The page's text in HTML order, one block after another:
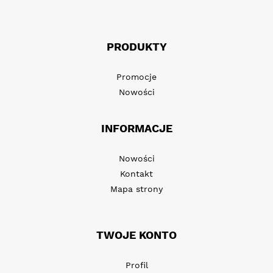
PRODUKTY
Promocje
Nowości
INFORMACJE
Nowości
Kontakt
Mapa strony
TWOJE KONTO
Profil